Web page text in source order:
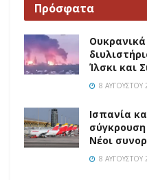
Πρόσφατα
Ίλσκι και
8 ΑΥΓΟΎΣΤΟΥ
Ισπανία
Νέοι
8 ΑΥΓΟΎΣΤΟΥ